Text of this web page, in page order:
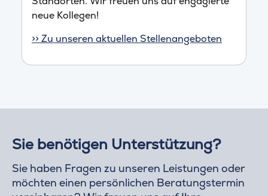
neue Kollegen!
>> Zu unseren aktuellen Stellenangeboten
Sie benötigen Unterstützung?
Sie haben Fragen zu unseren Leistungen oder
möchten einen persönlichen Beratungstermin